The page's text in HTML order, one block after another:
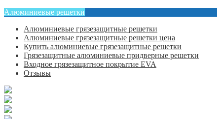
Алюминиевые решетки
Алюминиевые грязезащитные решетки
Алюминиевые грязезащитные решетки цена
Купить алюминиевые грязезащитные решетки
Грязезащитные алюминиевые придверные решетки
Входное грязезащитное покрытие EVA
Отзывы